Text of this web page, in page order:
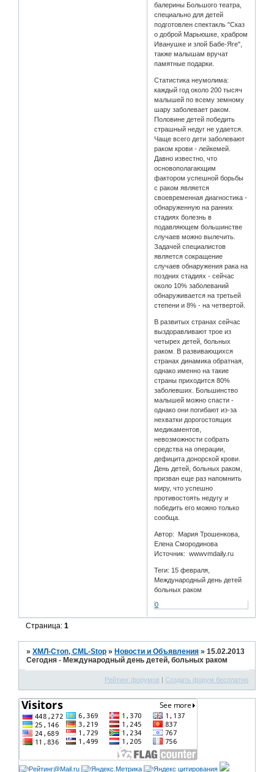
балерины Большого театра,
специально для детей
подготовлен спектакль "Сказ
о доброй Марьюшке, храбром
Иванушке и злой Бабе-Яге",
также малышам вручат
памятные подарки.
Статистика неумолима:
каждый год около 200 тысяч
малышей по всему земному
шару заболевает раком.
Половине детей победить
страшный недуг не удается.
Чаще всего дети заболевают
раком крови - лейкемей.
Давно известно, что
основополагающим
фактором успешной борьбы
с раком является
своевременная диагностика -
обнаруженную на ранних
стадиях болезнь в
подавляющем большинстве
случаев можно вылечить.
Задачей специалистов
является сокращение
случаев обнаружения рака на
поздних стадиях - сейчас
около 10% заболеваний
обнаруживается на третьей
степени и 8% - на четвертой.
В развитых странах сейчас
выздоравливают трое из
четырех детей, больных
раком. В развивающихся
странах динамика обратная,
однако именно на такие
страны приходится 80%
заболевших. Большинство
малышей можно спасти -
однако они погибают из-за
нехватки дорогостоящих
медикаментов,
невозможности собрать
средства на операции,
дефицита донорской крови.
День детей, больных раком,
призван еще раз напомнить
миру, что успешно
противостоять недугу и
победить его можно только
сообща.
Автор: Мария Трошенкова,
Елена Смородинова
Источник: wwwvmdaily.ru
Теги: 15 февраля,
Международный день детей
больных раком
0
Страница:1
»ХМЛ-Стоп, CML-Stop » Новости и Объявления »15.02.2013
Сегодня - Международный день детей, больных раком
Рейтинг форумов | Создать форум бесплатно